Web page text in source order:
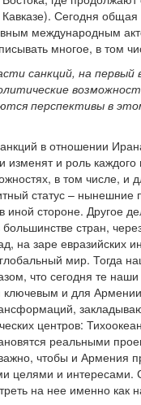
Сегодня
международным
многое, в том
санкций, на
перспективы в
в отношении
и роль
в том числе,
статус –
стороне. Другое
стран,
на заре евразийских
мир. Тогда
что сегодня те
и для
центров:
реальными
чтобы и Армения
целями и
на нее именно как